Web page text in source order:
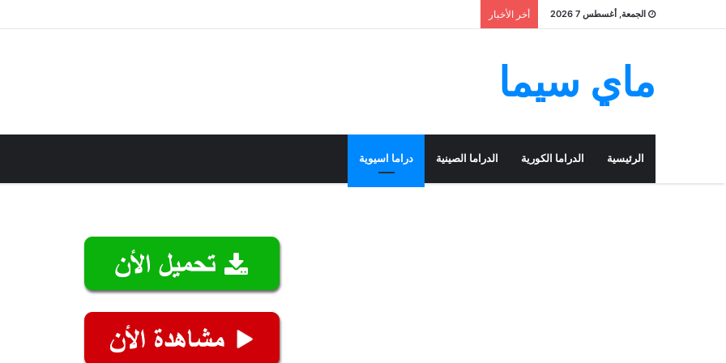
الجمعة, أغسطس 7 2026 أخر الأخبار
ماي سيما
الرئيسية الدراما الكورية الدراما الصينية دراما اسيوية